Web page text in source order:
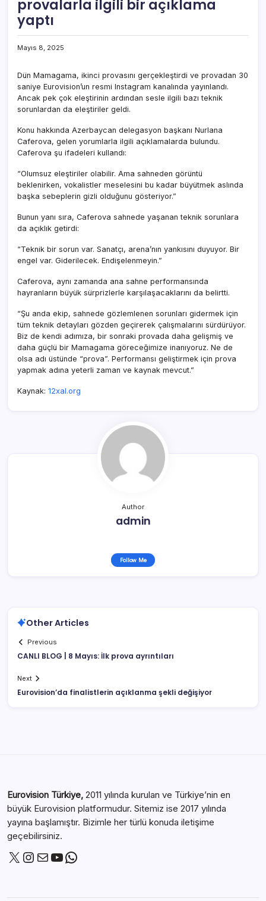
provalarla ilgili bir açıklama
yaptı
Mayıs 8, 2025
Dün Mamagama, ikinci provasını gerçekleştirdi ve provadan 30
saniye Eurovision’un resmi Instagram kanalında yayınlandı.
Ancak pek çok eleştirinin ardından sesle ilgili bazı teknik
sorunlardan da eleştiriler geldi.
Konu hakkında Azerbaycan delegasyon başkanı Nurlana
Caferova, gelen yorumlarla ilgili açıklamalarda bulundu.
Caferova şu ifadeleri kullandı:
“Olumsuz eleştiriler olabilir. Ama sahneden görüntü
beklenirken, vokalistler meselesini bu kadar büyütmek aslında
başka sebeplerin gizli olduğunu gösteriyor.”
Bunun yanı sıra, Caferova sahnede yaşanan teknik sorunlara
da açıklık getirdi:
“Teknik bir sorun var. Sanatçı, arena’nın yankısını duyuyor. Bir
engel var. Giderilecek. Endişelenmeyin.”
Caferova, aynı zamanda ana sahne performansında
hayranların büyük sürprizlerle karşılaşacaklarını da belirtti.
“Şu anda ekip, sahnede gözlemlenen sorunları gidermek için
tüm teknik detayları gözden geçirerek çalışmalarını sürdürüyor.
Biz de kendi adımıza, bir sonraki provada daha gelişmiş ve
daha güçlü bir Mamagama göreceğimize inanıyoruz. Ne de
olsa adı üstünde “prova”. Performansı geliştirmek için prova
yapmak adına yeterli zaman ve kaynak mevcut.”
Kaynak: 12xal.org
Author
admin
Follow Me
Other Articles
Previous
CANLI BLOG | 8 Mayıs: İlk prova ayrıntıları
Next
Eurovision’da finalistlerin açıklanma şekli değişiyor
Eurovision Türkiye, 2011 yılında kurulan ve Türkiye’nin en
büyük Eurovision platformudur. Sitemiz ise 2017 yılında
yayına başlamıştır. Bizimle her türlü konuda iletişime
geçebilirsiniz.